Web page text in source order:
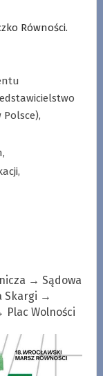
Równości.
Polsce),
→ Sądowa
Skargi →
Wolności